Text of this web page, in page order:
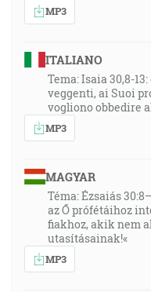
MP3
ITALIANO
Tema: Isaia 30,8-
veggenti, ai Suoi
vogliono obbedire
MP3
MAGYAR
Téma: Ézsaiás
az Ő prófétáihoz
fiakhoz, akik nem
utasításainak!«
MP3